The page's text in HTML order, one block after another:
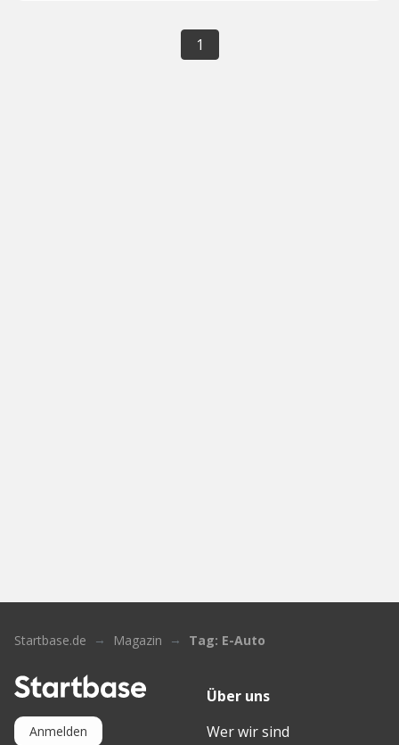
1
Startbase.de Magazin Tag: E-Auto
Anmelden
Über uns
Wer wir sind